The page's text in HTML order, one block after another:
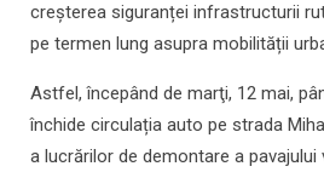
creșterea siguranței infrastructurii
pe termen lung asupra mobilității
Astfel, începând de marţi, 12 mai,
închide circulația auto pe strada
a lucrărilor de demontare a